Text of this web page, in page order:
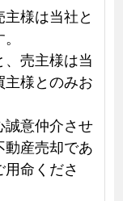
様は当社と
売主様は当
様とのみお
誠意仲介させ
産売却であ
命くださ